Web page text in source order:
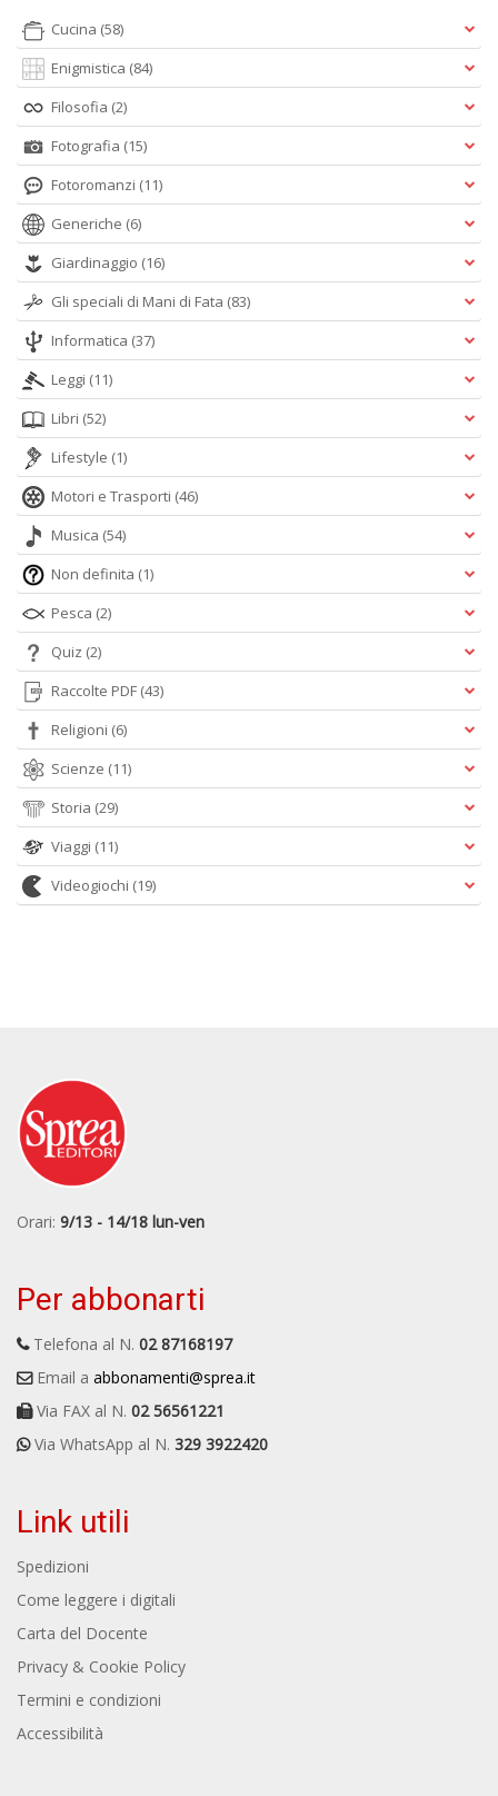
Cucina (58)
Enigmistica (84)
Filosofia (2)
Fotografia (15)
Fotoromanzi (11)
Generiche (6)
Giardinaggio (16)
Gli speciali di Mani di Fata (83)
Informatica (37)
Leggi (11)
Libri (52)
Lifestyle (1)
Motori e Trasporti (46)
Musica (54)
Non definita (1)
Pesca (2)
Quiz (2)
Raccolte PDF (43)
Religioni (6)
Scienze (11)
Storia (29)
Viaggi (11)
Videogiochi (19)
Orari: 9/13 - 14/18 lun-ven
Per abbonarti
Telefona al N. 02 87168197
Email a abbonamenti@sprea.it
Via FAX al N. 02 56561221
Via WhatsApp al N. 329 3922420
Link utili
Spedizioni
Come leggere i digitali
Carta del Docente
Privacy & Cookie Policy
Termini e condizioni
Accessibilità